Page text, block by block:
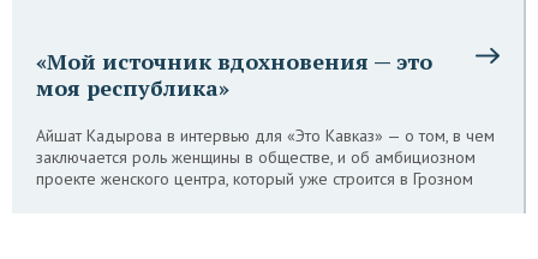
«Мой источник вдохновения — это
моя республика»
Айшат Кадырова в интервью для «Это Кавказ» — о том, в чем
заключается роль женщины в обществе, и об амбициозном
проекте женского центра, который уже строится в Грозном